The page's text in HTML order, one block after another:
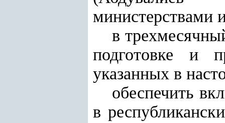
министерствами
в
подготовке и
указанных в
обеспечить
в